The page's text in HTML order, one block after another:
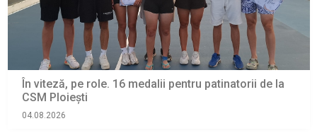
În viteză, pe role. 16 medalii pentru patinatorii de la
CSM Ploiești
04.08.2026